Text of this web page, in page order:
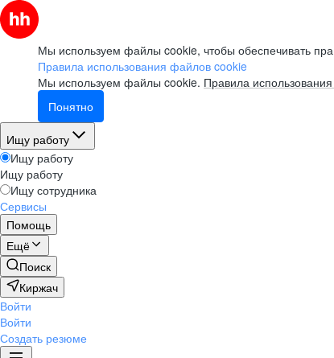
Мы используем файлы cookie, чтобы обеспечивать
Правила использования файлов cookie
Мы используем файлы cookie. Правила
Понятно
Ищу работу
Ищу работу
Ищу работу
Ищу сотрудника
Сервисы
Помощь
Ещё
Поиск
Киржач
Войти
Войти
Создать резюме